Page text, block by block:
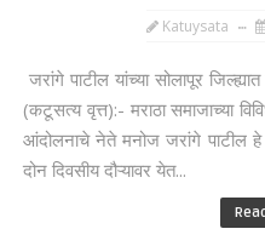
Katuysata
जरांगे पाटील यांच्या सोलापूर
(कटूसत्य वृत्त):- मराठा समाजाच्या
आंदोलनाचे नेते मनोज जरांगे पाटील हे
दोन दिवसीय दौऱ्यावर येत...